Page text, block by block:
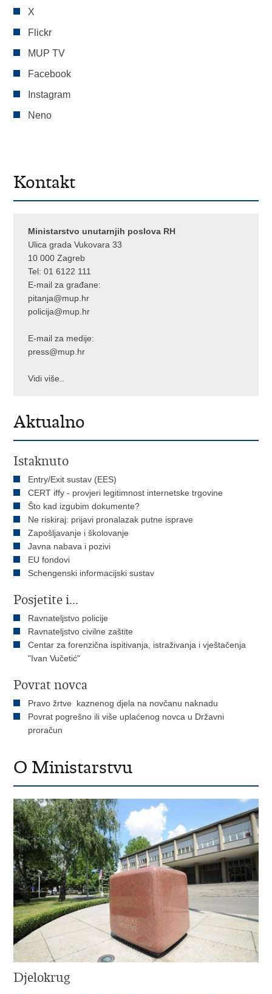
X
Flickr
MUP TV
Facebook
Instagram
Neno
Kontakt
Ministarstvo unutarnjih poslova RH
Ulica grada Vukovara 33
10 000 Zagreb
Tel:01 6122 111
E-mail za građane:
pitanja@mup.hr
policija@mup.hr
E-mail za medije:
press@mup.hr
Vidi više..
Aktualno
Istaknuto
Entry/Exit sustav (EES)
CERT iffy - provjeri legitimnost internetske trgovine
Što kad izgubim dokumente?
Ne riskiraj: prijavi pronalazak putne isprave
Zapošljavanje i školovanje
Javna nabava i pozivi
EU fondovi
Schengenski informacijski sustav
Posjetite i...
Ravnateljstvo policije
Ravnateljstvo civilne zaštite
Centar za forenzična ispitivanja, istraživanja i vještačenja
"Ivan Vučetić"
Povrat novca
Pravo žrtve kaznenog djela na novčanu naknadu
Povrat pogrešno ili više uplaćenog novca u Državni
proračun
O Ministarstvu
Djelokrug